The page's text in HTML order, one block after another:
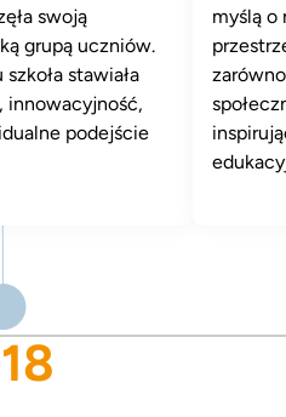
swoją
grupą uczniów.
stawiała
innowacyjność,
podejście
myślą o